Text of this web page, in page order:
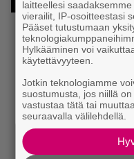
laitteellesi
vierailit, IP-osoitteestasi
Pääset tutustumaan
Hylkääminen voi
käytettävyyteen.
Jotkin teknologiamme
suostumusta, jos niillä
vastustaa tätä tai
seuraavalla välilehdellä.